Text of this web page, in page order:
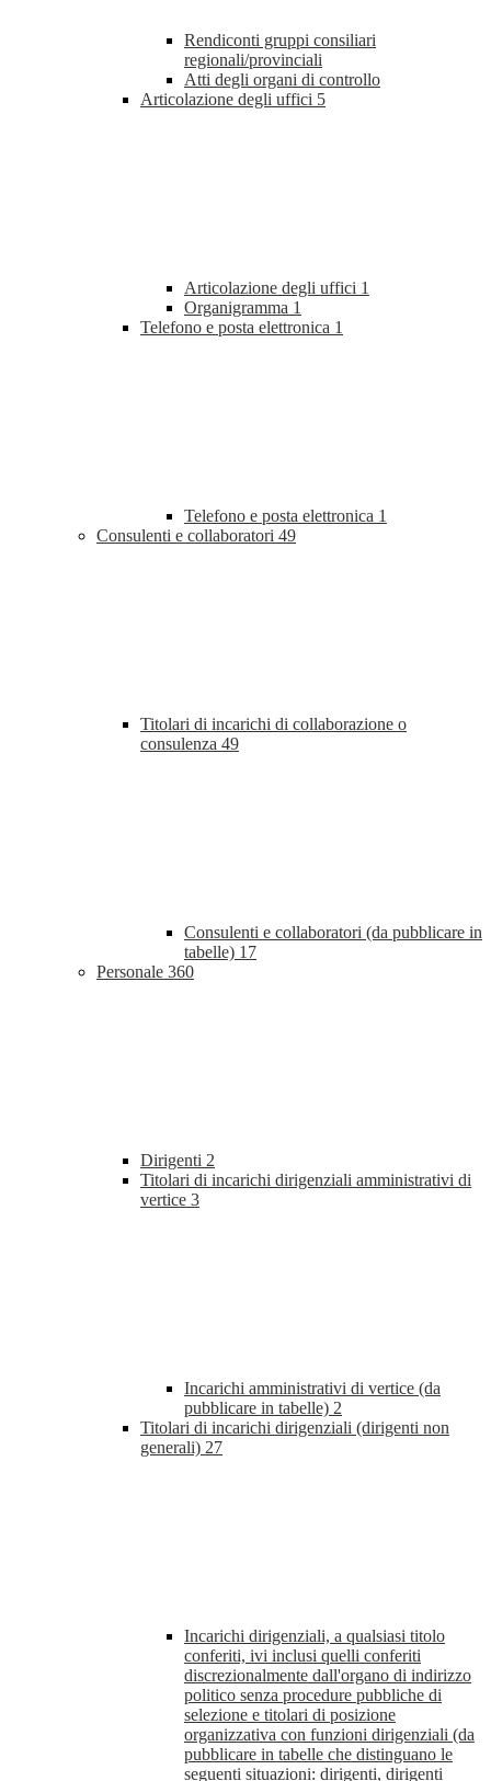
Rendiconti gruppi consiliari
regionali/provinciali
Atti degli organi di controllo
Articolazione degli uffici 5
Articolazione degli uffici 1
Organigramma 1
Telefono e posta elettronica 1
Telefono e posta elettronica 1
Consulenti e collaboratori 49
Titolari di incarichi di collaborazione o
consulenza 49
Consulenti e collaboratori (da pubblicare in
tabelle) 17
Personale 360
Dirigenti 2
Titolari di incarichi dirigenziali amministrativi di
vertice 3
Incarichi amministrativi di vertice (da
pubblicare in tabelle) 2
Titolari di incarichi dirigenziali (dirigenti non
generali) 27
Incarichi dirigenziali, a qualsiasi titolo
conferiti, ivi inclusi quelli conferiti
discrezionalmente dall'organo di indirizzo
politico senza procedure pubbliche di
selezione e titolari di posizione
organizzativa con funzioni dirigenziali (da
pubblicare in tabelle che distinguano le
seguenti situazioni: dirigenti, dirigenti